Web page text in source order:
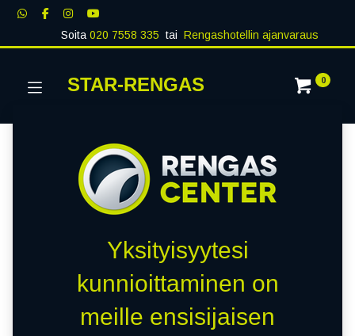
Soita020 7558 335 tai Rengashotellin ajanvaraus
STAR-RENGAS 0
Yksityisyytesi
kunnioittaminen on
meille ensisijaisen